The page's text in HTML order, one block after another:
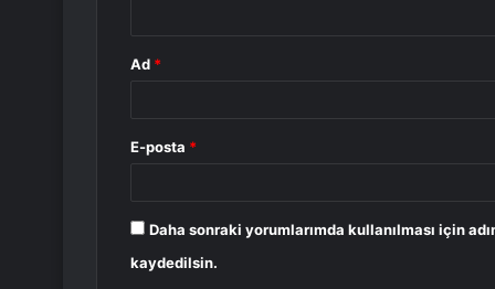
Ad *
E-posta *
Daha sonraki yorumlarımda kullanılması için
kaydedilsin.